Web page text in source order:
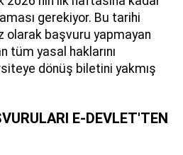
gerekiyor. Bu tarihi
olarak başvuru yapmayan
tüm yasal haklarını
dönüş biletini yakmış
E-DEVLET'TEN